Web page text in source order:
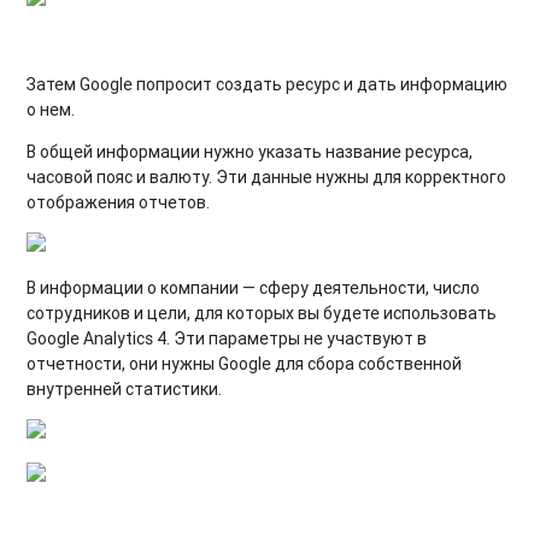
Затем Google попросит создать ресурс и дать информацию
о нем.
В общей информации нужно указать название ресурса,
часовой пояс и валюту. Эти данные нужны для корректного
отображения отчетов.
В информации о компании — сферу деятельности, число
сотрудников и цели, для которых вы будете использовать
Google Analytics 4. Эти параметры не участвуют в
отчетности, они нужны Google для сбора собственной
внутренней статистики.